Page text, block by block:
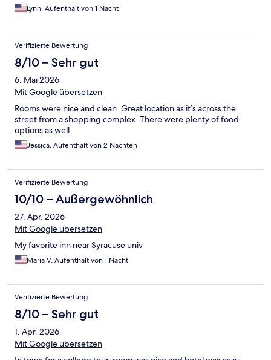
Lynn, Aufenthalt von 1 Nacht
Verifizierte Bewertung
8/10 – Sehr gut
6. Mai 2026
Mit Google übersetzen
Rooms were nice and clean. Great location as it’s across the
street from a shopping complex. There were plenty of food
options as well.
Jessica, Aufenthalt von 2 Nächten
Verifizierte Bewertung
10/10 – Außergewöhnlich
27. Apr. 2026
Mit Google übersetzen
My favorite inn near Syracuse univ
Maria V, Aufenthalt von 1 Nacht
Verifizierte Bewertung
8/10 – Sehr gut
1. Apr. 2026
Mit Google übersetzen